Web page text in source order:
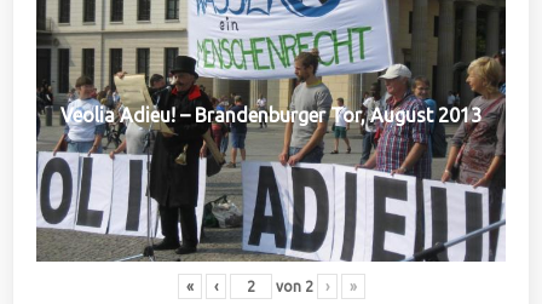
Veolia Adieu! – Brandenburger Tor, August 2013
« ‹ von 2 › »